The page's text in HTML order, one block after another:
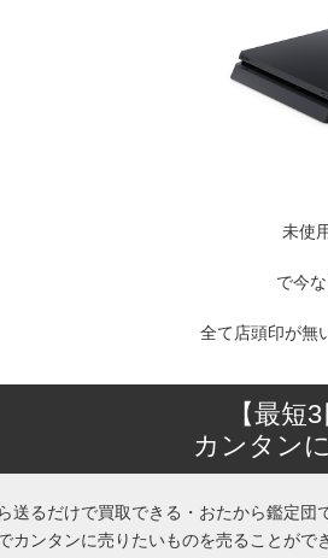
未使
で今
全て店頭印が無
【最短
カンタン
送るだけで買取できる・おたから鑑定団
カンタンに売りたいものを売ることがで